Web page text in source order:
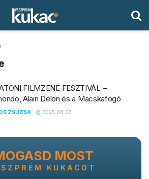
FILMZENE FESZTIVÁL –
Alain Delon és a Macskafogó
ZSUZSA 2025.08.07.
MOST
KUKACOT